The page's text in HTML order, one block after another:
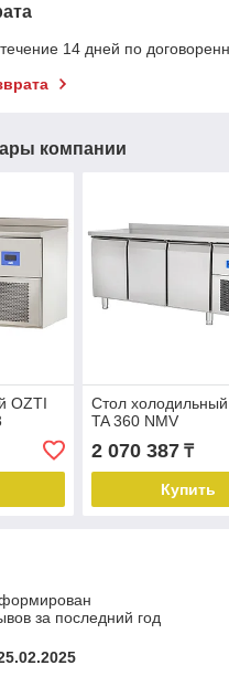
14 дней по
компании
OZTI
Стол
TA 360 NMV
2 070 387₸
Купить
за последний год